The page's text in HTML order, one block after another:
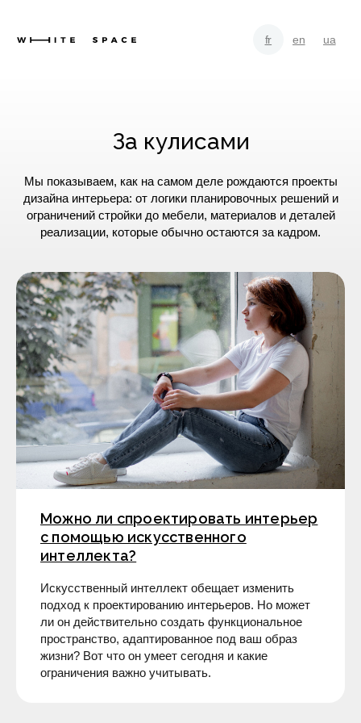
fr en ua
За кулисами
Мы показываем, как на самом деле рождаются проекты
дизайна интерьера: от логики планировочных решений и
ограничений стройки до мебели, материалов и деталей
реализации, которые обычно остаются за кадром.
Можно ли спроектировать интерьер
с помощью искусственного
интеллекта?
Искусственный интеллект обещает изменить
подход к проектированию интерьеров. Но может
ли он действительно создать функциональное
пространство, адаптированное под ваш образ
жизни? Вот что он умеет сегодня и какие
ограничения важно учитывать.